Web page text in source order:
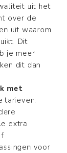
uit het
over de
uit waarom
Dit
je meer
dit dan
met
tarieven.
extra
voor